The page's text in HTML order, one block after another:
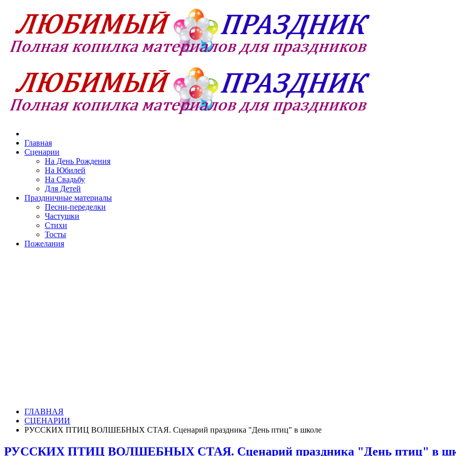
Главная
Сценарии
На День Рождения
На Юбилей
На Свадьбу
Для Детей
Праздничные материалы
Песни-переделки
Частушки
Стихи
Тосты
Пожелания
ГЛАВНАЯ
СЦЕНАРИИ
РУССКИХ ПТИЦ ВОЛШЕБНЫХ СТАЯ. Сценарий праздника "День птиц" в школе
РУССКИХ ПТИЦ ВОЛШЕБНЫХ СТАЯ. Сценарий праздника "День птиц" в